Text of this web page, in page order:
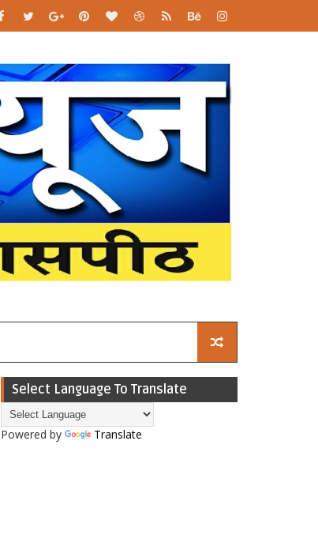
Select Language To Translate
Powered by Translate